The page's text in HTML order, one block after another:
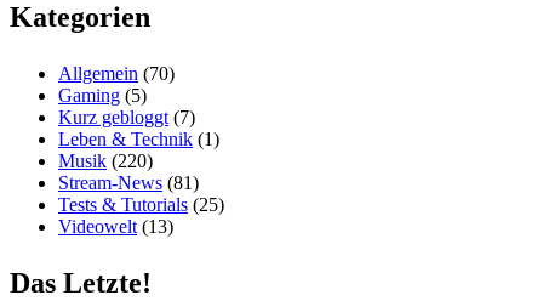
Kategorien
Allgemein (70)
Gaming (5)
Kurz gebloggt (7)
Leben & Technik (1)
Musik (220)
Stream-News (81)
Tests & Tutorials (25)
Videowelt (13)
Das Letzte!